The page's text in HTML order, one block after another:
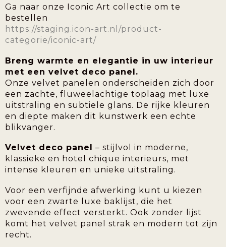
Ga naar onze Iconic Art collectie om te
bestellen
https://staging.icon-art.nl/product-
categorie/iconic-art/
Breng warmte en elegantie in uw interieur
met een velvet deco panel.
Onze velvet panelen onderscheiden zich door
een zachte, fluweelachtige toplaag met luxe
uitstraling en subtiele glans. De rijke kleuren
en diepte maken dit kunstwerk een echte
blikvanger.
Velvet deco panel
– stijlvol in moderne,
klassieke en hotel chique interieurs, met
intense kleuren en unieke uitstraling.
Voor een verfijnde afwerking kunt u kiezen
voor een zwarte luxe baklijst, die het
zwevende effect versterkt. Ook zonder lijst
komt het velvet panel strak en modern tot zijn
recht.